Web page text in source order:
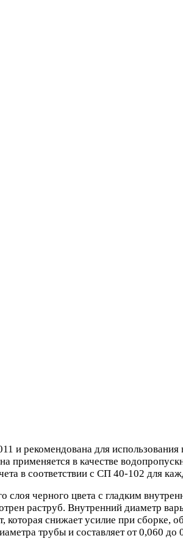
рекомендована для использования
применяется в качестве
в соответствии с СП 40-102 для
черного цвета с гладким
раструб. Внутренний диаметр
которая снижает усилие при
трубы и составляет от 0,060 до